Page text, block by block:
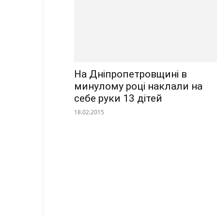
На Дніпропетровщині в
минулому році наклали на
себе руки 13 дітей
18.02.2015